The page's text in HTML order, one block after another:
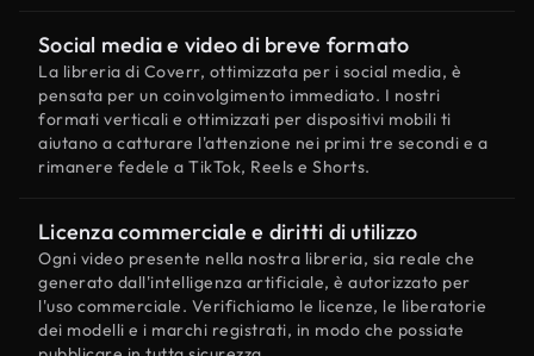
Social media e video di breve formato
La libreria di Coverr, ottimizzata per i social media, è
pensata per un coinvolgimento immediato. I nostri
formati verticali e ottimizzati per dispositivi mobili ti
aiutano a catturare l'attenzione nei primi tre secondi e a
rimanere fedele a TikTok, Reels e Shorts.
Licenza commerciale e diritti di utilizzo
Ogni video presente nella nostra libreria, sia reale che
generato dall'intelligenza artificiale, è autorizzato per
l'uso commerciale. Verifichiamo le licenze, le liberatorie
dei modelli e i marchi registrati, in modo che possiate